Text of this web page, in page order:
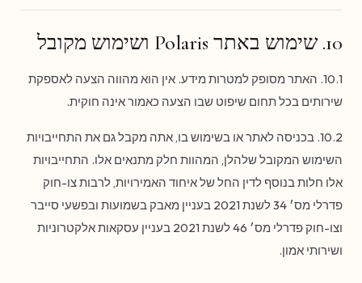
10. שימוש באתר Polaris ושימוש מקובל
10.1. האתר מסופק למטרות מידע. אין הוא מהווה הצעה לאספקת
שירותים בכל תחום שיפוט שבו הצעה כאמור אינה חוקית.
10.2. בכניסה לאתר או בשימוש בו, אתה מקבל גם את התחייבויות
השימוש המקובל שלהלן, המהוות חלק מתנאים אלו. התחייבויות
אלו חלות בנוסף לדין החל של איחוד האמירויות, לרבות צו-חוק
פדרלי מס׳ 34 לשנת 2021 בעניין מאבק בשמועות ובפשעי סייבר
וצו-חוק פדרלי מס׳ 46 לשנת 2021 בעניין עסקאות אלקטרוניות
ושירותי אמון.